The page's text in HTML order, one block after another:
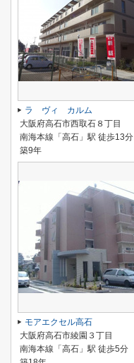
ラ ヴィ カルム
大阪府高石市西取石８丁目
南海本線「高石」駅 徒歩13分
築9年
モアエクセル高石
大阪府高石市綾園３丁目
南海本線「高石」駅 徒歩5分